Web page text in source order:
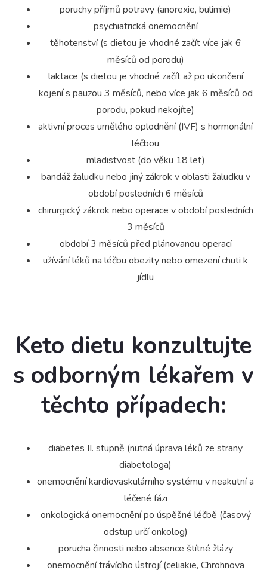
poruchy příjmů potravy (anorexie, bulimie)
psychiatrická onemocnění
těhotenství (s dietou je vhodné začít více jak 6
měsíců od porodu)
laktace (s dietou je vhodné začít až po ukončení
kojení s pauzou 3 měsíců, nebo více jak 6 měsíců od
porodu, pokud nekojíte)
aktivní proces umělého oplodnění (IVF) s hormonální
léčbou
mladistvost (do věku 18 let)
bandáž žaludku nebo jiný zákrok v oblasti žaludku v
období posledních 6 měsíců
chirurgický zákrok nebo operace v období posledních
3 měsíců
období 3 měsíců před plánovanou operací
užívání léků na léčbu obezity nebo omezení chuti k
jídlu
Keto dietu konzultujte
s odborným lékařem v
těchto případech:
diabetes II. stupně (nutná úprava léků ze strany
diabetologa)
onemocnění kardiovaskulárního systému v neakutní a
léčené fázi
onkologická onemocnění po úspěšné léčbě (časový
odstup určí onkolog)
porucha činnosti nebo absence štítné žlázy
onemocnění trávícího ústrojí (celiakie, Chrohnova